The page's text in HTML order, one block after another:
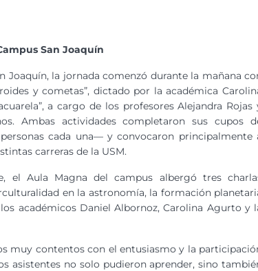
San Joaquín
Joaquín, la jornada comenzó durante la mañana
y cometas”, dictado por la académica
a cargo de los profesores Alejandra Rojas
Ambas actividades completaron sus cupos
cada una— y convocaron principalmente
carreras de la USM.
el Aula Magna del campus albergó tres
en la astronomía, la formación
académicos Daniel Albornoz, Carolina Agurto y
muy contentos con el entusiasmo y la
asistentes no solo pudieron aprender, sino